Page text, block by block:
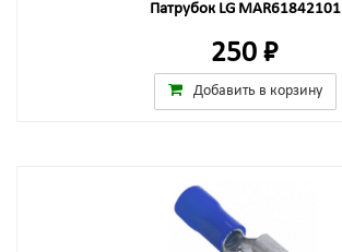
Патрубок LG MAR61842101
250 ₽
Добавить в корзину